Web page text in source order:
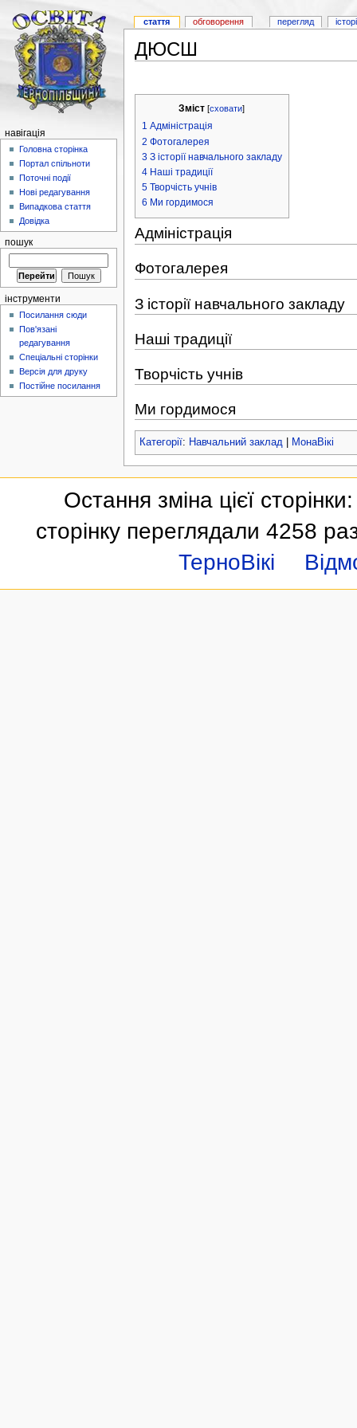
ДЮСШ
Зміст [сховати]
1 Адміністрація
2 Фотогалерея
3 З історії навчального закладу
4 Наші традиції
5 Творчість учнів
6 Ми гордимося
Адміністрація
Фотогалерея
З історії навчального закладу
Наші традиції
Творчість учнів
Ми гордимося
Категорії: Навчальний заклад| МонаВікі
стаття обговорення перегляд
навігація
Головна сторінка
Портал спільноти
Поточні події
Нові редагування
Випадкова стаття
Довідка
пошук
інструменти
Посилання сюди
Пов'язані
редагування
Спеціальні сторінки
Версія для друку
Постійне посилання
Остання зміна цієї
сторінку переглядали 4258
ТерноВікі